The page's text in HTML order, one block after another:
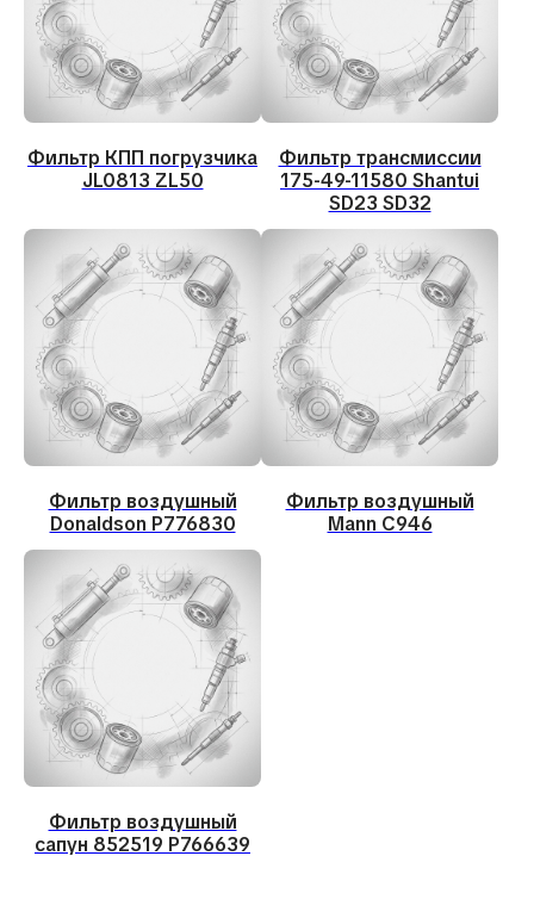
Фильтр КПП погрузчика
JL0813 ZL50
Фильтр трансмиссии
175-49-11580 Shantui
SD23 SD32
Фильтр воздушный
Donaldson P776830
Фильтр воздушный
Mann C946
Фильтр воздушный
сапун 852519 P766639
Ремонт и обслуживание
Ремонт двигателей
Ремонт трансмиссии
Ремонт гидравлики
Ремонт ратраков
Диагностика
Ввод в эксплуатацию
Установка WEBASTO
Установка допоборудования
Навигация
О компании
Продажа запчастей
Наши работы
Контакты
Консультация инженера
spec@service-st.ru
Адрес
630030, Новосибирск, ул.
Электровозная 3/5
Время работы
Пн - Пт 09:00 - 18:00
Сб - Вс выходной